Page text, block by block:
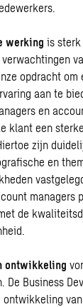
werking is sterk
opdracht om
aan te
en
klant een
zijn
en
managers
de
ontwikkeling
De Business
ontwikkeling